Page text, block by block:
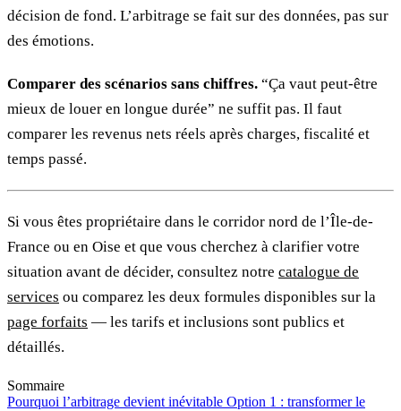
décision de fond. L’arbitrage se fait sur des données, pas sur
des émotions.
Comparer des scénarios sans chiffres. “Ça vaut peut-être
mieux de louer en longue durée” ne suffit pas. Il faut
comparer les revenus nets réels après charges, fiscalité et
temps passé.
Si vous êtes propriétaire dans le corridor nord de l’Île-de-
France ou en Oise et que vous cherchez à clarifier votre
situation avant de décider, consultez notre catalogue de
services ou comparez les deux formules disponibles sur la
page forfaits — les tarifs et inclusions sont publics et
détaillés.
Sommaire
Pourquoi l’arbitrage devient inévitable Option 1 : transformer le